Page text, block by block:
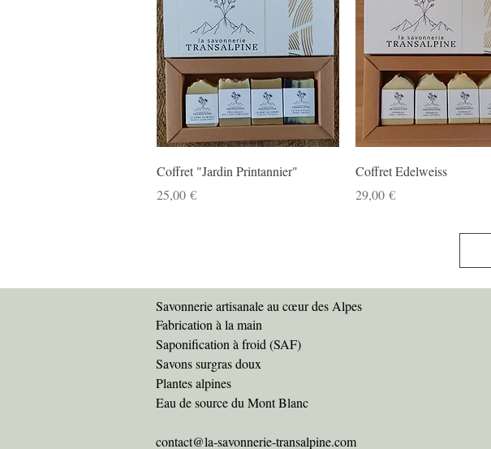
Aperçu rapide
Coffret "Jardin Printannier"
Prix
25,00 €
Aperçu rapide
Coffret Edelweiss
Prix
29,00 €
Savonnerie artisanale au cœur des Alpes
Fabrication à la main
Saponification à froid (SAF)
Savons surgras doux
Plantes alpines
Eau de source du Mont Blanc
contact@la-savonnerie-transalpine.com